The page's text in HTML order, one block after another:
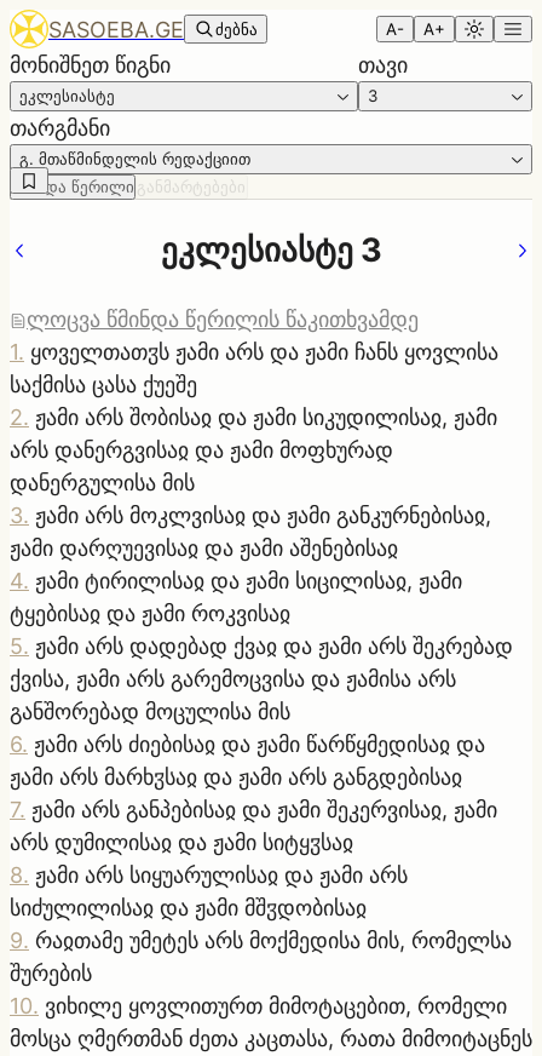
SASOEBA.GE ძებნა A- A+
მონიშნეთ წიგნი
ეკლესიასტე
თავი
3
თარგმანი
გ. მთაწმინდელის რედაქციით
წმინდა წერილი განმარტებები
ეკლესიასტე 3
ლოცვა წმინდა წერილის წაკითხვამდე
1. ყოველთათჳს ჟამი არს და ჟამი ჩანს ყოვლისა
საქმისა ცასა ქუეშე
2. ჟამი არს შობისაჲ და ჟამი სიკუდილისაჲ, ჟამი
არს დანერგვისაჲ და ჟამი მოფხურად
დანერგულისა მის
3. ჟამი არს მოკლვისაჲ და ჟამი განკურნებისაჲ,
ჟამი დარღუევისაჲ და ჟამი აშენებისაჲ
4. ჟამი ტირილისაჲ და ჟამი სიცილისაჲ, ჟამი
ტყებისაჲ და ჟამი როკვისაჲ
5. ჟამი არს დადებად ქვაჲ და ჟამი არს შეკრებად
ქვისა, ჟამი არს გარემოცვისა და ჟამისა არს
განშორებად მოცულისა მის
6. ჟამი არს ძიებისაჲ და ჟამი წარწყმედისაჲ და
ჟამი არს მარხჳსაჲ და ჟამი არს განგდებისაჲ
7. ჟამი არს განპებისაჲ და ჟამი შეკერვისაჲ, ჟამი
არს დუმილისაჲ და ჟამი სიტყჳსაჲ
8. ჟამი არს სიყუარულისაჲ და ჟამი არს
სიძულილისაჲ და ჟამი მშჳდობისაჲ
9. რაჲთამე უმეტეს არს მოქმედისა მის, რომელსა
შურების
10. ვიხილე ყოვლითურთ მიმოტაცებით, რომელი
მოსცა ღმერთმან ძეთა კაცთასა, რათა მიმოიტაცნეს